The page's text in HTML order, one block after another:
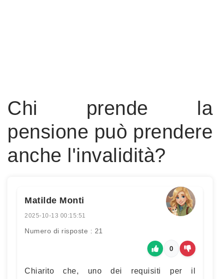
Chi prende la
pensione può prendere
anche l'invalidità?
Matilde Monti
2025-10-13 00:15:51
Numero di risposte : 21
0
Chiarito che, uno dei requisiti per il